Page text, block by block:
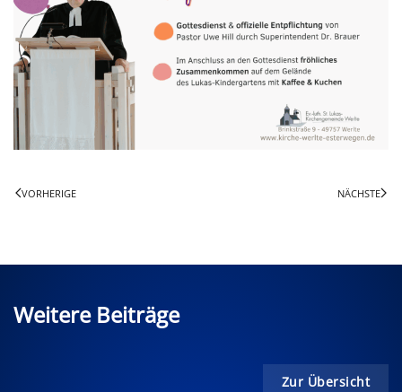
VORHERIGE NÄCHSTE
Weitere Beiträge
Zur Übersicht